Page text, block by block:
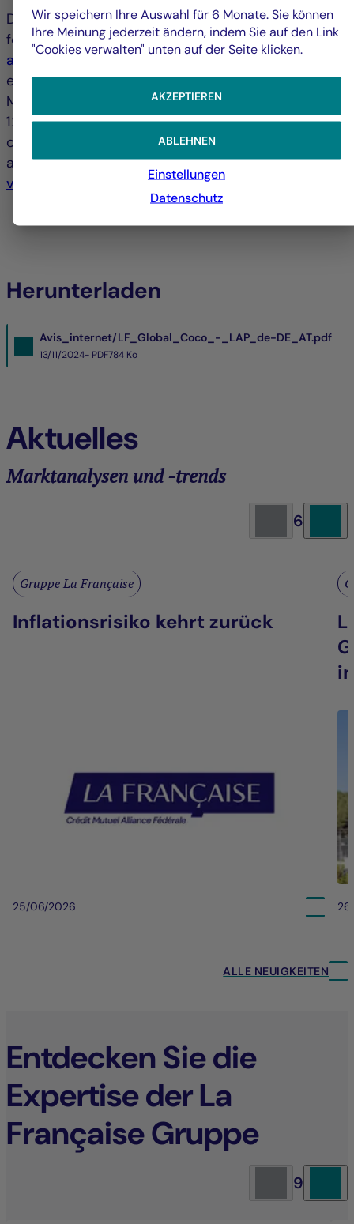
Die KID und der Prospekt des Teilfonds sind auf
folgenden Websites zu finden : www.creditmutuel-
am.euund/oderwww.la-francaise.comoder sind
erhältlich bei: CREDIT MUTUEL ASSET
MANAGEMENT– Département Marketing -
128boulevardRaspail – 75.006PARIS– FRANKREICH
oder können per E-Mail unter folgender Adresse
angefordert werden :contact-
valeursmobilieres@la-francaise.com
Herunterladen
Avis_internet/LF_Global_Coco_-_LAP_de-DE_AT.pdf
13/11/2024- PDF784 Ko
Aktuelles
Marktanalysen und -trends
6
Gruppe La Française
Inflationsrisiko kehrt zurück
25/06/2026
ALLE NEUIGKEITEN
Entdecken Sie die
Expertise der La
Française Gruppe
9
Wir speichern Ihre Auswahl für 6 Monate. Sie können
Ihre Meinung jederzeit ändern, indem Sie auf den Link
"Cookies verwalten" unten auf der Seite klicken.
AKZEPTIEREN
ABLEHNEN
Einstellungen
Datenschutz